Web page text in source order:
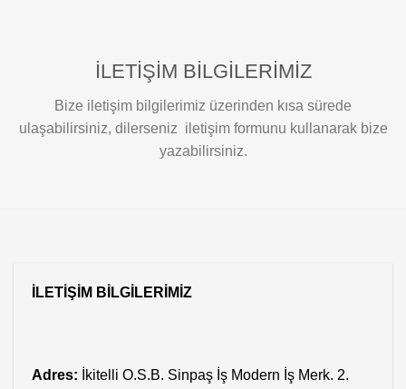
İLETİŞİM BİLGİLERİMİZ
Bize iletişim bilgilerimiz üzerinden kısa sürede
ulaşabilirsiniz, dilerseniz iletişim formunu kullanarak bize
yazabilirsiniz.
İLETİŞİM BİLGİLERİMİZ
Adres: İkitelli O.S.B. Sinpaş İş Modern İş Merk. 2.